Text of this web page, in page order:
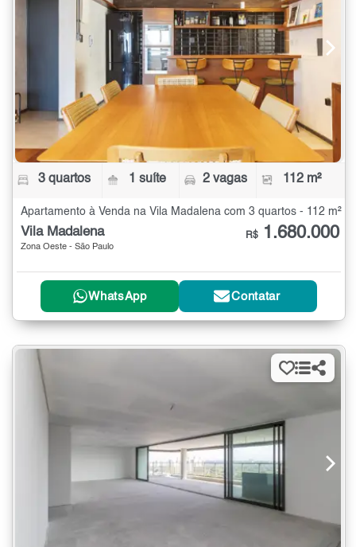
3 quartos 1 suíte 2 vagas 112 m²
Apartamento à Venda na Vila Madalena com 3 quartos - 112 m²
Vila Madalena
Zona Oeste - São Paulo
R$ 1.680.000
WhatsApp Contatar